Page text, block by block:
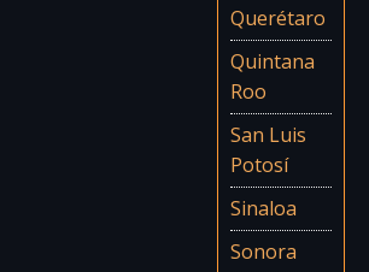
Querétaro
Quintana
Roo
San Luis
Potosí
Sinaloa
Sonora